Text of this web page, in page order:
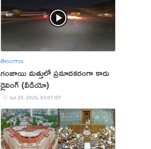
తెలంగాణ
గంజాయి మత్తులో ప్రమాదకరంగా కారు
డ్రైవింగ్ (వీడియో)
Jul 20, 2026, 03:07 IST